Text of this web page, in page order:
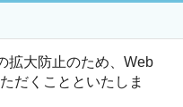
拡大防止のため、Web
だくことといたしま